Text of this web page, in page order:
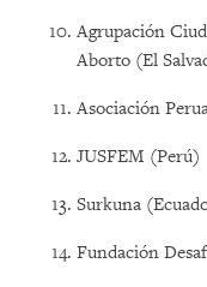
Agrupación
Aborto (El
Asociación
JUSFEM (Perú)
Surkuna
Fundación